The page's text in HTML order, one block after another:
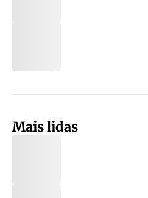
Mais lidas